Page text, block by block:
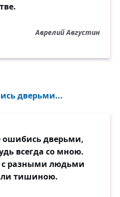
Аврелий Августин
дверьми...
дверьми,
всегда со мною.
разными людьми
тишиною.